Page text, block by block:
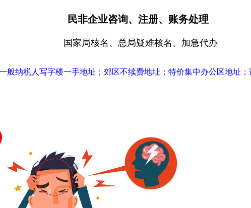
民非企业咨询、注册、账务处理
国家局核名、总局疑难核名、加急代办
般纳税人写字楼一手地址；郊区不续费地址；特价集中办公区地址；